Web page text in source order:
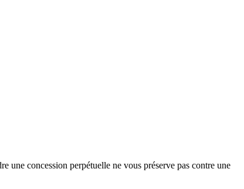
une concession perpétuelle ne vous préserve pas contre une